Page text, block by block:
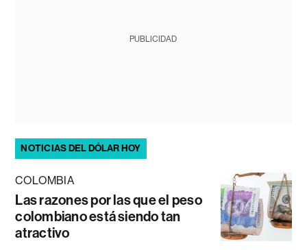
PUBLICIDAD
NOTICIAS DEL DÓLAR HOY
COLOMBIA
Las razones por las que el peso
colombiano está siendo tan
atractivo